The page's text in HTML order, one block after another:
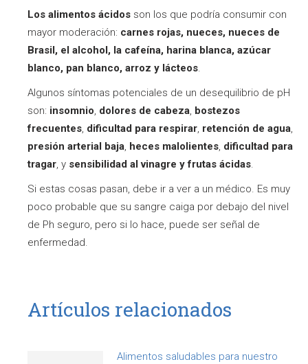
Los alimentos ácidos son los que podría consumir con
mayor moderación: carnes rojas, nueces, nueces de
Brasil, el alcohol, la cafeína, harina blanca, azúcar
blanco, pan blanco, arroz y lácteos.
Algunos síntomas potenciales de un desequilibrio de pH
son: insomnio, dolores de cabeza, bostezos
frecuentes, dificultad para respirar, retención de agua,
presión arterial baja, heces malolientes, dificultad para
tragar, y sensibilidad al vinagre y frutas ácidas.
Si estas cosas pasan, debe ir a ver a un médico. Es muy
poco probable que su sangre caiga por debajo del nivel
de Ph seguro, pero si lo hace, puede ser señal de
enfermedad.
Artículos relacionados
Alimentos saludables para nuestro